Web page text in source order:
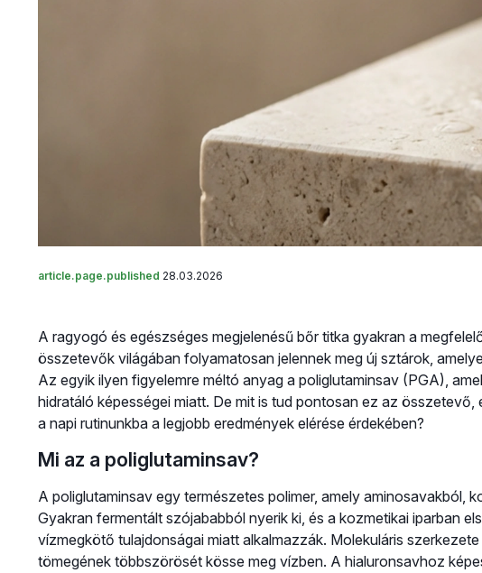
article.page.published 28.03.2026
A ragyogó és egészséges megjelenésű bőr titka gyakran a
összetevők világában folyamatosan jelennek meg új sztárok,
Az egyik ilyen figyelemre méltó anyag a poliglutaminsav (PGA),
hidratáló képességei miatt. De mit is tud pontosan ez az
a napi rutinunkba a legjobb eredmények elérése érdekében?
Mi az a poliglutaminsav?
A poliglutaminsav egy természetes polimer, amely aminosavakból,
Gyakran fermentált szójababból nyerik ki, és a kozmetikai iparban
vízmegkötő tulajdonságai miatt alkalmazzák. Molekuláris
tömegének többszörösét kösse meg vízben. A hialuronsavhoz